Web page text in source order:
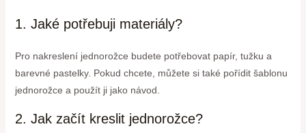
1. Jaké potřebuji materiály?
Pro nakreslení jednorožce budete potřebovat papír, tužku a
barevné pastelky. Pokud chcete, můžete si také pořídit šablonu
jednorožce a použít ji jako návod.
2. Jak začít kreslit jednorožce?